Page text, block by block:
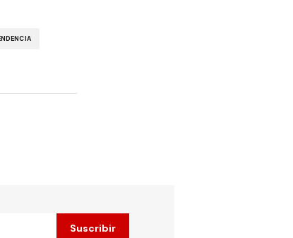
Suscribir